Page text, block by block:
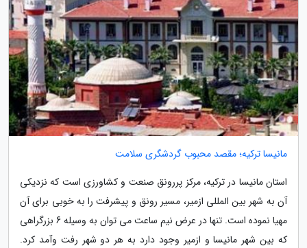
مانیسا ترکیه؛ مقصد محبوب گردشگری سلامت
استان مانیسا در ترکیه، مرکز پررونق صنعت و کشاورزی است که نزدیکی
آن به شهر بین المللی ازمیر، مسیر رونق و پیشرفت را به خوبی برای آن
مهیا نموده است. تنها در عرض نیم ساعت می توان به وسیله 6 بزرگراهی
که بین شهر مانیسا و ازمیر وجود دارد به هر دو شهر رفت وآمد کرد.